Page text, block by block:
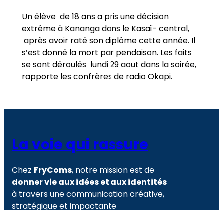
Un élève de 18 ans a pris une décision
extrême à Kananga dans le Kasaï- central,
après avoir raté son diplôme cette année. Il
s’est donné la mort par pendaison. Les faits
se sont déroulés lundi 29 aout dans la soirée,
rapporte les confrères de radio Okapi.
La voie qui rassure
Chez FryComs, notre mission est de
donner vie aux idées et aux identités
à travers une communication créative,
stratégique et impactante